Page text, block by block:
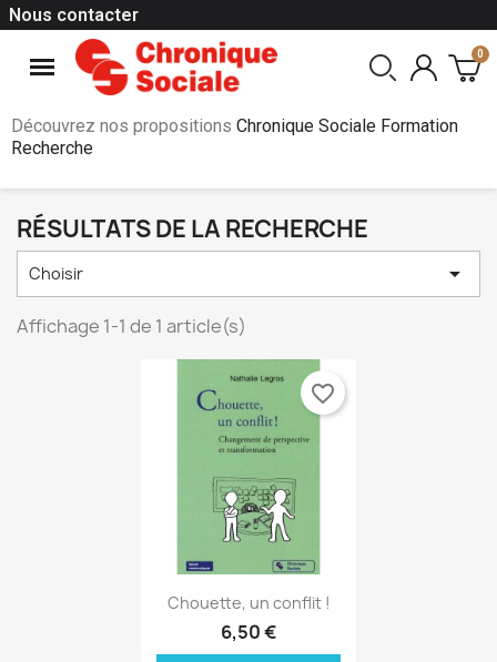
Nous contacter
Découvrez nos propositions Chronique Sociale Formation
Recherche
RÉSULTATS DE LA RECHERCHE
Choisir 
Affichage 1-1 de 1 article(s)
Aperçu rapide
Chouette, un conflit !
6,50 €
favorite_border